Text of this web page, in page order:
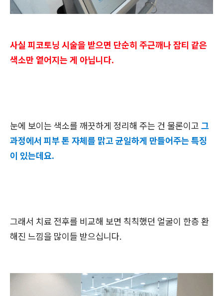
사실 피코토닝 시술을 받으면 단순히 주근깨나 잡티 같은
색소만 옅어지는 게 아닙니다.
눈에 보이는 색소를 깨끗하게 정리해 주는 건 물론이고 그
과정에서 피부 톤 자체를 맑고 균일하게 만들어주는 특징
이 있는데요.
그래서 치료 전후를 비교해 보면 칙칙했던 얼굴이 한층 환
해진 느낌을 많이들 받으십니다.